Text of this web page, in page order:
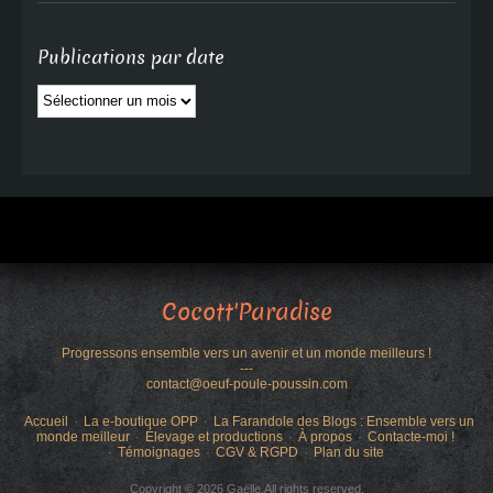
Publications par date
Publications
par
Cocott'Paradise
Progressons ensemble vers un avenir et un monde meilleurs !
---
contact@oeuf-poule-poussin.com
Accueil La e-boutique OPP
La Farandole des Blogs : Ensemble vers un
monde meilleur
Élevage et productions À propos
Contacte-moi !
Témoignages
CGV & RGPD Plan du site
Copyright © 2026 Gaëlle.All rights reserved.